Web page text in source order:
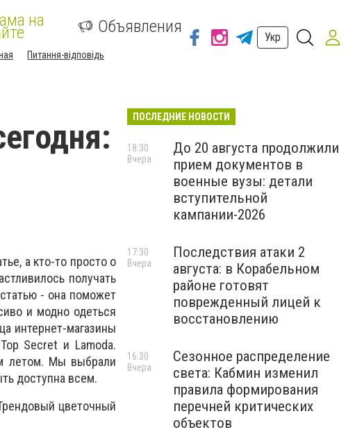
на Объявления
Питання-відповідь
Укр
а кто-то просто о
получать
- она поможет
и модно одеться
интернет-магазины
Secret и Lamoda.
летом. Мы выбрали
доступна всем.
цветочный
ПОСЛЕДНИЕ НОВОСТИ
До 20 августа продолжили
прием документов в
военные вузы: детали
вступительной
кампании-2026
18:30
Вчера
Последствия атаки 2
августа: в Корабельном
районе готовят
поврежденный лицей к
восстановлению
17:30
Вчера
Сезонное распределение
света: Кабмин изменил
правила формирования
перечней критических
объектов
16:30
Вчера